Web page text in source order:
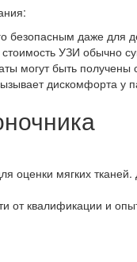
безопасным даже
УЗИ обычно
могут быть получены
дискомфорта у
мягких тканей.
от квалификации и